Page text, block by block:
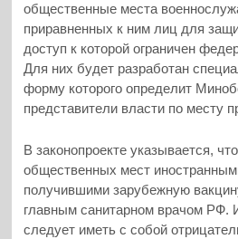
общественные места
приравненных к ним лиц для
доступ к которой ограничен
Для них будет разработан
форму которого определит
представители власти по месту
В законопроекте указывается,
общественных мест
получившими зарубежную
главным санитарном врачом РФ.
следует иметь с собой